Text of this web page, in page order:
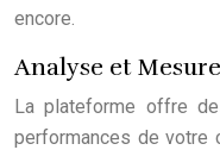
encore.
Analyse et Mesure
La plateforme offre
performances de votre